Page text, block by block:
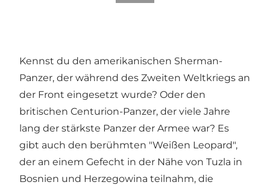
Kennst du den amerikanischen Sherman-
Panzer, der während des Zweiten Weltkriegs an
der Front eingesetzt wurde? Oder den
britischen Centurion-Panzer, der viele Jahre
lang der stärkste Panzer der Armee war? Es
gibt auch den berühmten "Weißen Leopard",
der an einem Gefecht in der Nähe von Tuzla in
Bosnien und Herzegowina teilnahm, die